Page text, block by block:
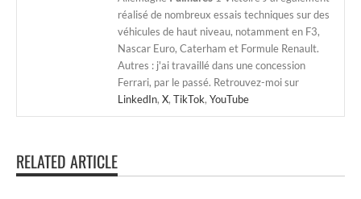
réalisé de nombreux essais techniques sur des
véhicules de haut niveau, notamment en F3,
Nascar Euro, Caterham et Formule Renault.
Autres : j'ai travaillé dans une concession
Ferrari, par le passé. Retrouvez-moi sur
LinkedIn, X, TikTok, YouTube
RELATED ARTICLE